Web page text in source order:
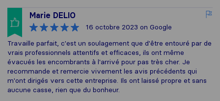
Marie DELIO
16 octobre 2023 on Google
Travaille parfait, c'est un soulagement que d'être entouré par de
vrais professionnels attentifs et efficaces, ils ont même
évacués les encombrants à l'arrivé pour pas très cher. Je
recommande et remercie vivement les avis précédents qui
m'ont dirigés vers cette entreprise. Ils ont laissé propre et sans
aucune casse, rien que du bonheur.